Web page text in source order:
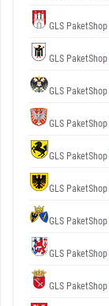
GLS PaketShop
GLS PaketShop
GLS PaketShop
GLS PaketShop
GLS PaketShop
GLS PaketShop
GLS PaketShop
GLS PaketShop
GLS PaketShop